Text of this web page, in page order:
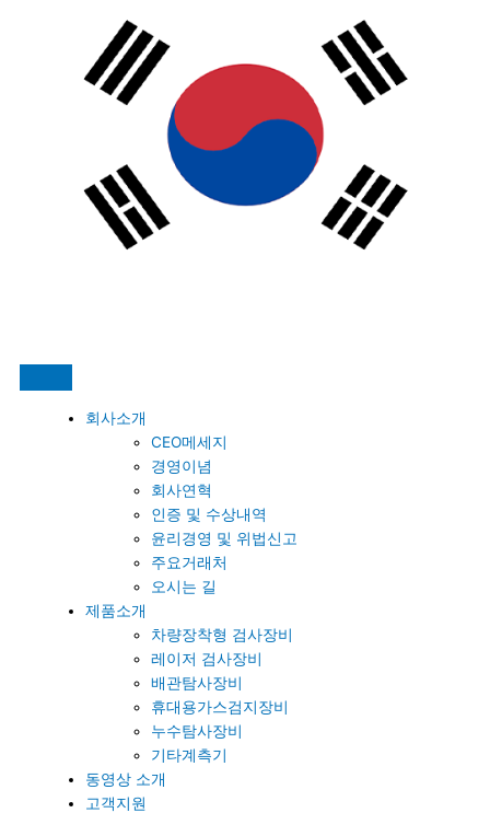
회사소개
CEO메세지
경영이념
회사연혁
인증 및 수상내역
윤리경영 및 위법신고
주요거래처
오시는 길
제품소개
차량장착형 검사장비
레이저 검사장비
배관탐사장비
휴대용가스검지장비
누수탐사장비
기타계측기
동영상 소개
고객지원